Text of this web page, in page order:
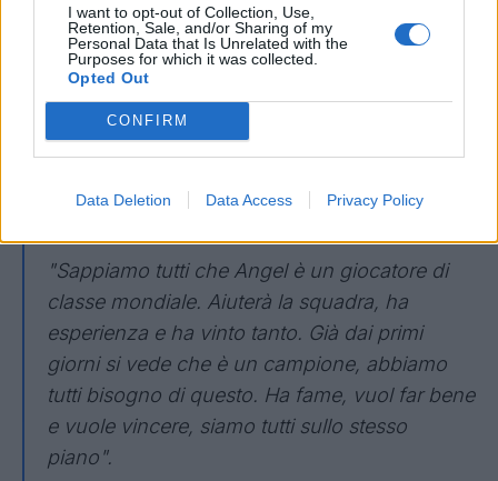
I want to opt-out of Collection, Use,
Retention, Sale, and/or Sharing of my
Personal Data that Is Unrelated with the
Purposes for which it was collected.
Opted Out
CONFIRM
Data Deletion Data Access Privacy Policy
perdere il ritmo. C'è un po' di tutto: allenatore,
squadra, posizione... tutto questo mi ha un
po' bloccato. Ora però sono partito e vedrete
un altro Paul Spero di non avere più problemi
di infortuni e di giocare al mio posto, così
"Sappiamo tutti che Angel è un giocatore di
classe mondiale. Aiuterà la squadra, ha
esperienza e ha vinto tanto. Già dai primi
giorni si vede che è un campione, abbiamo
tutti bisogno di questo. Ha fame, vuol far bene
e vuole vincere, siamo tutti sullo stesso
piano".